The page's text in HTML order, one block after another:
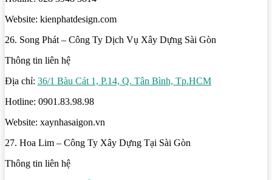
Website: kienphatdesign.com
26. Song Phát – Công Ty Dịch Vụ Xây Dựng Sài Gòn
Thông tin liên hệ
Địa chỉ: 36/1 Bàu Cát 1, P.14, Q. Tân Bình, Tp.HCM
Hotline: 0901.83.98.98
Website: xaynhasaigon.vn
27. Hoa Lim – Công Ty Xây Dựng Tại Sài Gòn
Thông tin liên hệ